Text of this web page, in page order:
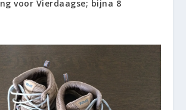
voor Vierdaagse; bijna 8